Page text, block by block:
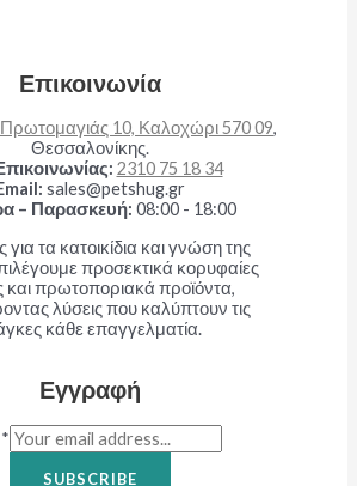
Επικοινωνία
Πρωτομαγιάς 10, Καλοχώρι 570 09,
Θεσσαλονίκης.
2310 75 18 34
sales@petshug.gr
– Παρασκευή: 08:00 - 18:00
τα κατοικίδια και γνώση της
προσεκτικά κορυφαίες
και πρωτοποριακά προϊόντα,
λύσεις που καλύπτουν τις
κάθε επαγγελματία.
Εγγραφή
*
SUBSCRIBE